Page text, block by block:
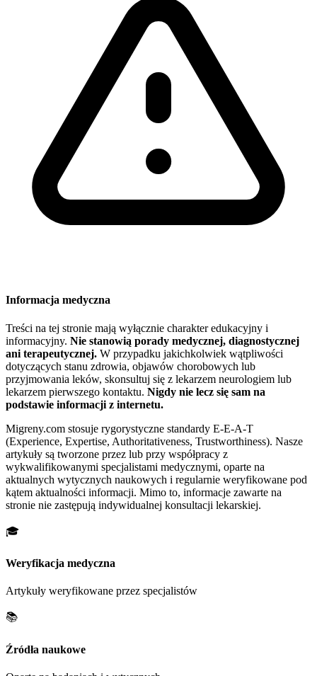
Informacja medyczna
Treści na tej stronie mają wyłącznie charakter edukacyjny i
informacyjny. Nie stanowią porady medycznej, diagnostycznej
ani terapeutycznej. W przypadku jakichkolwiek wątpliwości
dotyczących stanu zdrowia, objawów chorobowych lub
przyjmowania leków, skonsultuj się z lekarzem neurologiem lub
lekarzem pierwszego kontaktu. Nigdy nie lecz się sam na
podstawie informacji z internetu.
Migreny.com stosuje rygorystyczne standardy E-E-A-T
(Experience, Expertise, Authoritativeness, Trustworthiness). Nasze
artykuły są tworzone przez lub przy współpracy z
wykwalifikowanymi specjalistami medycznymi, oparte na
aktualnych wytycznych naukowych i regularnie weryfikowane pod
kątem aktualności informacji. Mimo to, informacje zawarte na
stronie nie zastępują indywidualnej konsultacji lekarskiej.
🎓
Weryfikacja medyczna
Artykuły weryfikowane przez specjalistów
📚
Źródła naukowe